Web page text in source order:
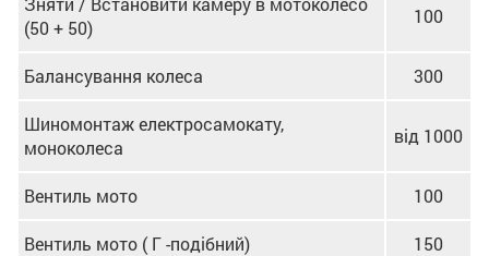
(50 + 50)
100
Балансування колеса 300
Шиномонтаж електросамокату,
моноколеса
від 1000
Вентиль мото 100
Вентиль мото ( Г -подібний) 150